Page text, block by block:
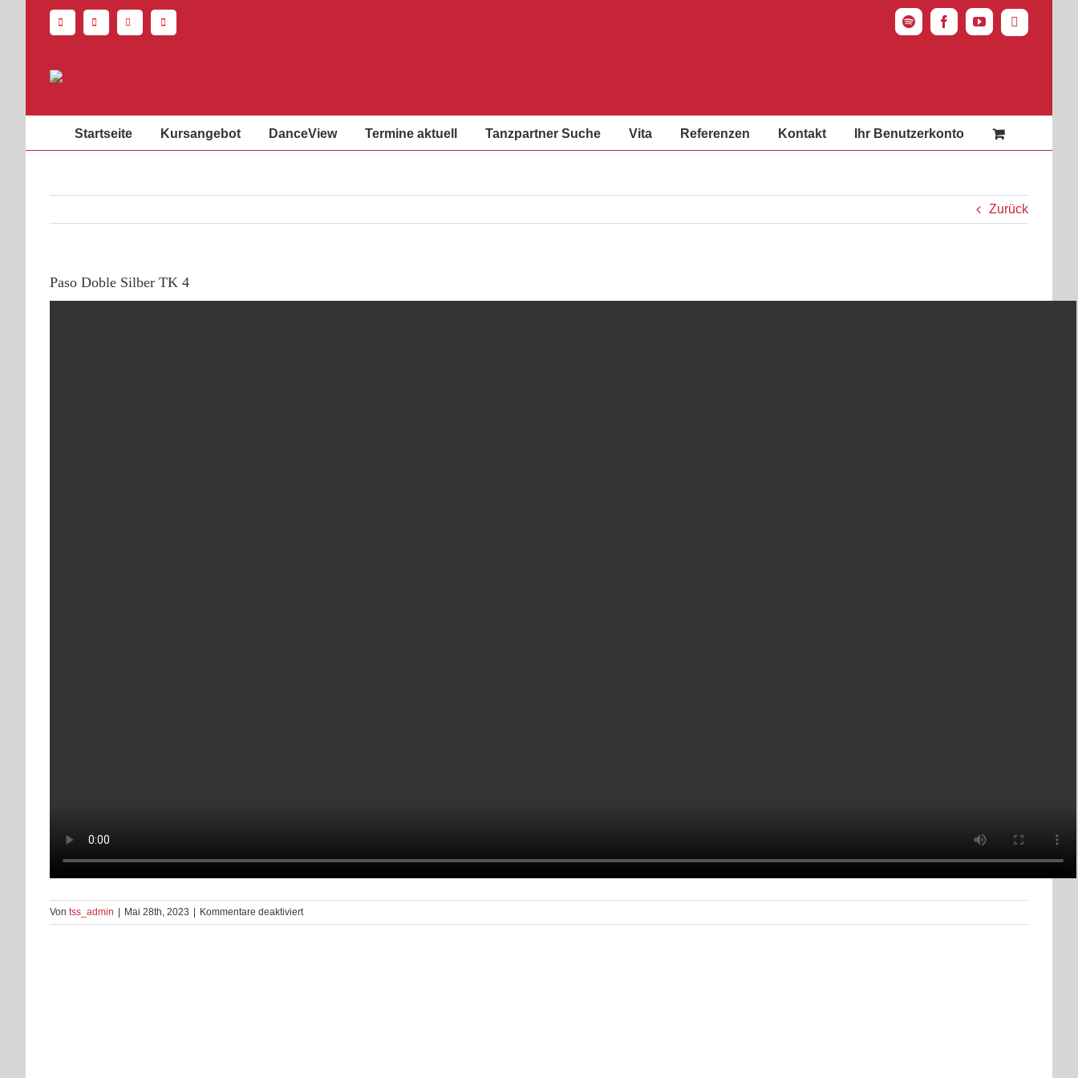
SpotifyFacebookYouTubeInstagram
Startseite Kursangebot DanceView Termine aktuell Tanzpartner Suche Vita Referenzen Kontakt Ihr Benutzerkonto
Zurück
Paso Doble Silber TK 4
Von tss_admin Mai 28th, 2023 Kommentare deaktiviertfür
Paso